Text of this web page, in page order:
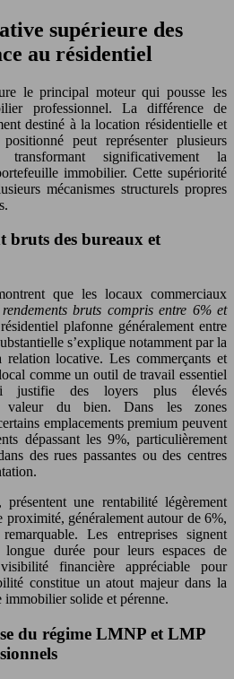
supérieure des
au résidentiel
le principal moteur qui pousse les
professionnel. La différence de
destiné à la location résidentielle et
peut représenter plusieurs
significativement la
immobilier. Cette supériorité
mécanismes structurels propres
bruts des bureaux et
que les locaux commerciaux
rendements bruts compris entre 6% et
plafonne généralement entre
s’explique notamment par la
relation locative. Les commerçants et
comme un outil de travail essentiel
des loyers plus élevés
valeur du bien. Dans les zones
emplacements premium peuvent
dépassant les 9%, particulièrement
des rues passantes ou des centres
une rentabilité légèrement
proximité, généralement autour de 6%,
Les entreprises signent
durée pour leurs espaces de
financière appréciable pour
constitue un atout majeur dans la
solide et pérenne.
du régime LMNP et LMP